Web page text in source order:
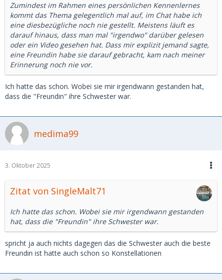
Zumindest im Rahmen eines persönlichen Kennenlernes
kommt das Thema gelegentlich mal auf, im Chat habe ich
eine diesbezügliche noch nie gestellt. Meistens läuft es
darauf hinaus, dass man mal "irgendwo" darüber gelesen
oder ein Video gesehen hat. Dass mir explizit jemand sagte,
eine Freundin habe sie darauf gebracht, kam nach meiner
Erinnerung noch nie vor.
Ich hatte das schon. Wobei sie mir irgendwann gestanden hat,
dass die "Freundin" ihre Schwester war.
medima99
3. Oktober 2025
Zitat von SingleMalt71
Ich hatte das schon. Wobei sie mir irgendwann gestanden
hat, dass die "Freundin" ihre Schwester war.
spricht ja auch nichts dagegen das die Schwester auch die beste
Freundin ist hatte auch schon so Konstellationen